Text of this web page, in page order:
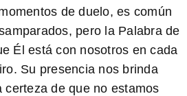
de duelo, es común
pero la Palabra de
Él está con nosotros en cada
Su presencia nos brinda
certeza de que no estamos